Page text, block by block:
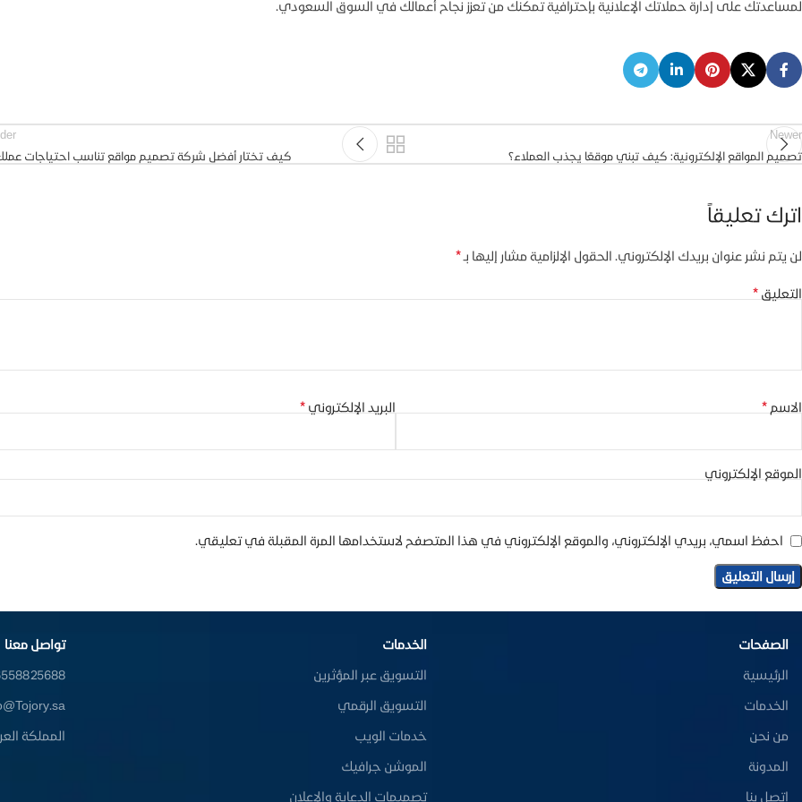
لمساعدتك على إدارة حملاتك الإعلانية بإحترافية تمكنك من تعزز نجاح أعمالك في السوق السعودي.
Newer
تصميم المواقع الإلكترونية: كيف تبني موقعًا يجذب العملاء؟
كيف تختار أفضل شركة تصميم مواقع تناسب احتياجات
اترك تعليقاً
لن يتم نشر عنوان بريدك الإلكتروني. الحقول الإلزامية مشار إليها بـ *
التعليق *
الاسم * البريد الإلكتروني*
الموقع الإلكتروني
احفظ اسمي، بريدي الإلكتروني، والموقع الإلكتروني في هذا المتصفح لاستخدامها المرة المقبلة في تعليقي.
الصفحات
الرئيسية
الخدمات
من نحن
المدونة
اتصل بنا
الخدمات
التسويق عبر المؤثرين
التسويق الرقمي
خدمات الويب
الموشن جرافيك
تصميمات الدعاية والإعلان
تواصل معنا
المملكة